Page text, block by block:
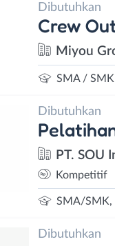
Dibutuhkan
Crew
Miyou
SMA / SMK
Dibutuhkan
PT. SOU
Kompetitif
SMA/SMK,
Dibutuhkan